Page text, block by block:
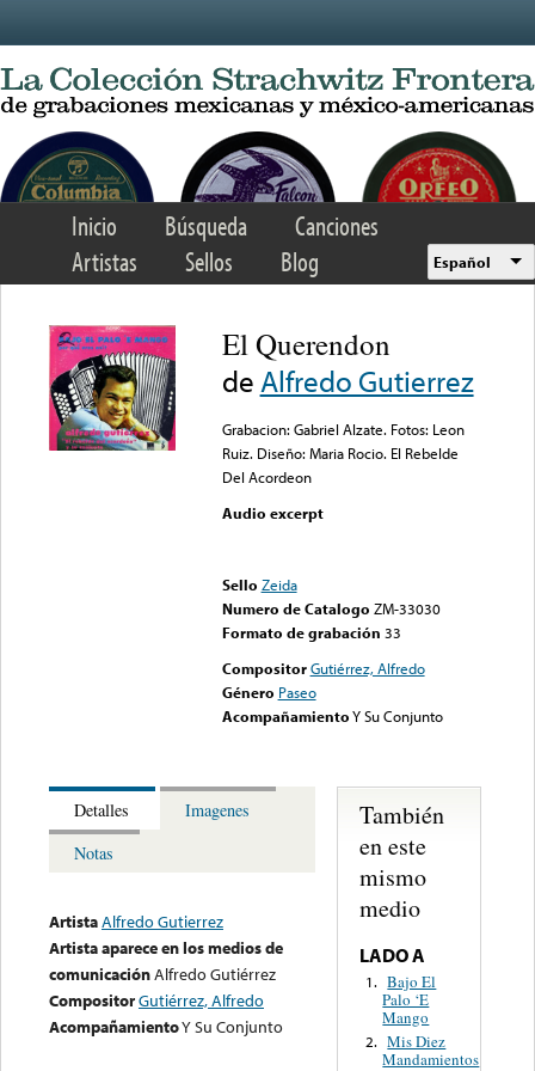
Inicio Búsqueda
Canciones
Artistas
Sellos Blog Español
El Querendon
de Alfredo Gutierrez
Grabacion: Gabriel Alzate. Fotos: Leon
Ruiz. Diseño: Maria Rocio. El Rebelde
Del Acordeon
Audio excerpt
Sello Zeida
Numero de Catalogo ZM-33030
Formato de grabación 33
Compositor Gutiérrez, Alfredo
Género Paseo
AcompañamientoY Su Conjunto
Detalles
Imagenes
Notas
ArtistaAlfredo Gutierrez
Artista aparece en los medios de
comunicaciónAlfredo Gutiérrez
CompositorGutiérrez, Alfredo
AcompañamientoY Su Conjunto
También
en este
mismo
medio
LADO A
1. Bajo El
Palo ‘E
Mango
2. Mis Diez
Mandamientos